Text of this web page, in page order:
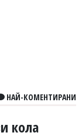
НАЙ-КОМЕНТИРАНИ
кола